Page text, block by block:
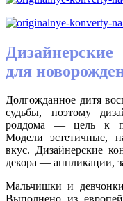
для
Долгожданное дитя
судьбы, поэтому
роддома — цель к
Модели эстетичные,
вкус. Дизайнерские
декора — аппликации,
Мальчишки и девчонки